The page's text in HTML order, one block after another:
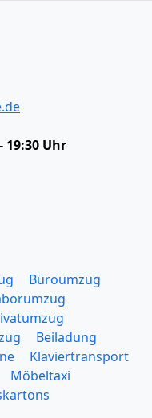
19:30 Uhr
Büroumzug
Beiladung
Klaviertransport
Möbeltaxi